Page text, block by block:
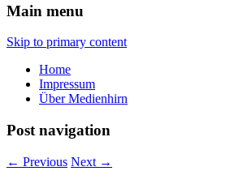
Main menu
Skip to primary content
Home
Impressum
Über Medienhirn
Post navigation
← Previous Next →